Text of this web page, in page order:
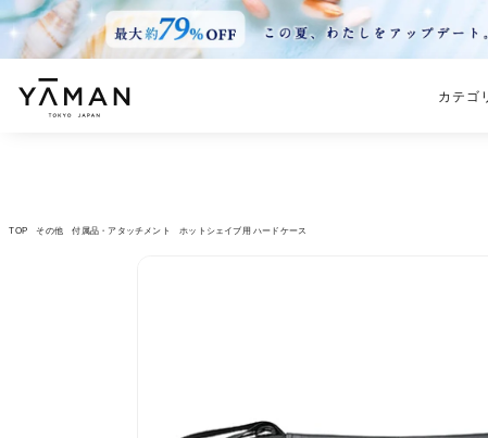
カテゴ
TOP その他 付属品・アタッチメント ホットシェイブ用 ハードケース